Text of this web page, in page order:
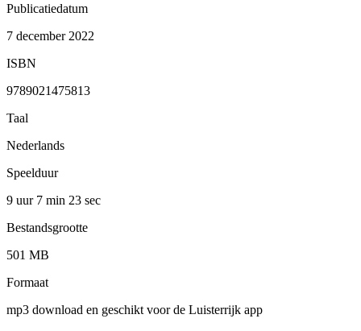
Publicatiedatum
7 december 2022
ISBN
9789021475813
Taal
Nederlands
Speelduur
9 uur 7 min 23 sec
Bestandsgrootte
501 MB
Formaat
mp3 download en geschikt voor de Luisterrijk app